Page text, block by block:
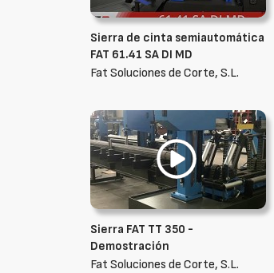
Sierra de cinta semiautomática
FAT 61.41 SA DI MD
Fat Soluciones de Corte, S.L.
Sierra FAT TT 350 -
Demostración
Fat Soluciones de Corte, S.L.